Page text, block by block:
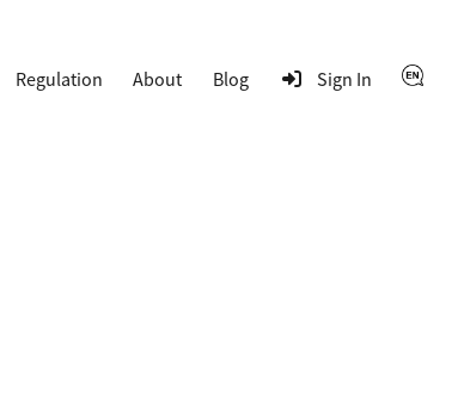
Regulation About Blog Sign In